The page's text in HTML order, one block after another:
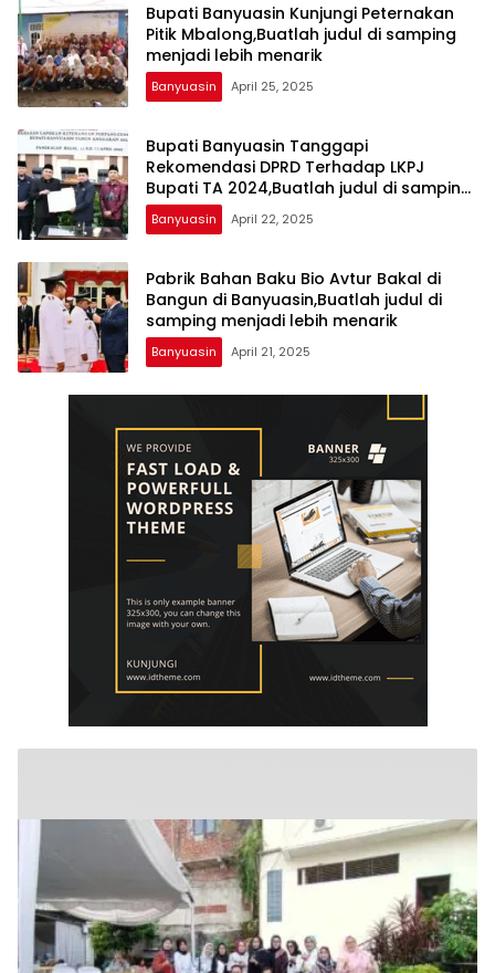
Bupati Banyuasin Kunjungi Peternakan
Pitik Mbalong,Buatlah judul di samping
menjadi lebih menarik
Banyuasin April 25, 2025
Bupati Banyuasin Tanggapi
Rekomendasi DPRD Terhadap LKPJ
Bupati TA 2024,Buatlah judul di samping
menjadi lebih menarik
Banyuasin April 22, 2025
Pabrik Bahan Baku Bio Avtur Bakal di
Bangun di Banyuasin,Buatlah judul di
samping menjadi lebih menarik
Banyuasin April 21, 2025